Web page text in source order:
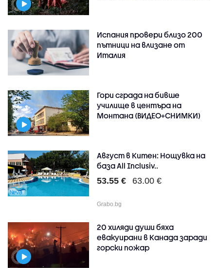
Испания провери близо 200
пътници на влизане от
Италия
Гори сграда на бивше
училище в центъра на
Монтана (ВИДЕО+СНИМКИ)
Август в Китен: Нощувка на
база All Inclusiv..
53.55 € 63.00 €
Grabo.bg
20 хиляди души бяха
евакуирани в Канада заради
горски пожар